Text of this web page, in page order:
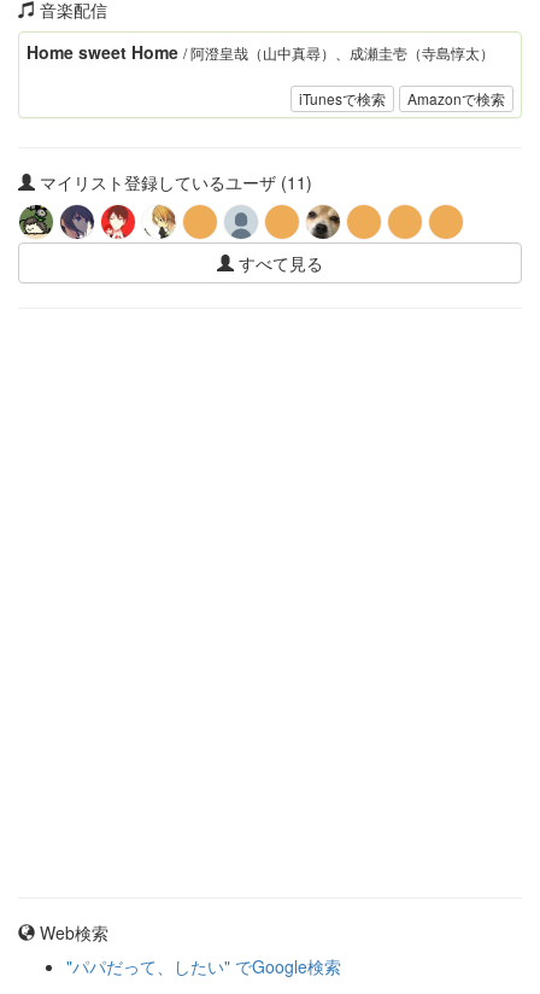
音楽配信
iTunesで検索 Amazonで検索
Home sweet Home / 阿澄皇哉（山中真尋）、成瀬圭壱（寺島惇太）
マイリスト登録しているユーザ (11)
すべて見る
Web検索
"パパだって、したい" でGoogle検索